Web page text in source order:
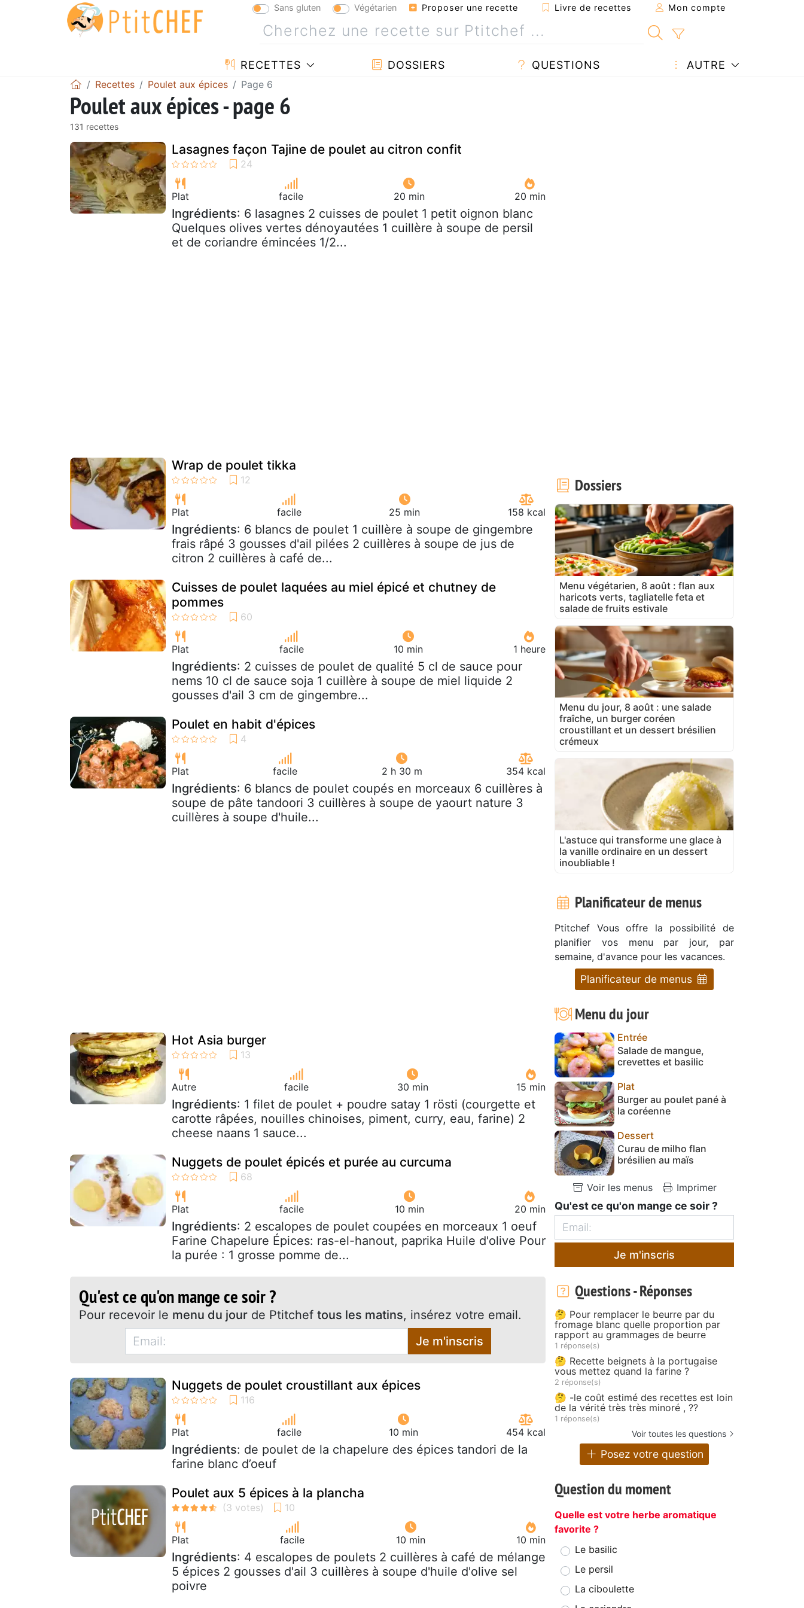
Sans gluten Végétarien Proposer une recette Livre de recettes Mon compte
RECETTES DOSSIERS QUESTIONS AUTRE
Recettes Poulet aux épices Page 6
Poulet aux épices - page 6
131 recettes
Lasagnes façon Tajine de poulet au citron confit
Plat facile 20 min 20 min
Ingrédients: 6 lasagnes 2 cuisses de poulet 1 petit oignon blanc
Quelques olives vertes dénoyautées 1 cuillère à soupe de persil
et de coriandre émincées 1/2...
Wrap de poulet tikka
Plat facile 25 min 158 kcal
Ingrédients: 6 blancs de poulet 1 cuillère à soupe de gingembre
frais râpé 3 gousses d'ail pilées 2 cuillères à soupe de jus de
citron 2 cuillères à café de...
Cuisses de poulet laquées au miel épicé et chutney de
pommes
Plat facile 10 min 1 heure
Ingrédients: 2 cuisses de poulet de qualité 5 cl de sauce pour
nems 10 cl de sauce soja 1 cuillère à soupe de miel liquide 2
gousses d'ail 3 cm de gingembre...
Poulet en habit d'épices
Plat facile 2 h 30 m 354 kcal
Ingrédients: 6 blancs de poulet coupés en morceaux 6 cuillères à
soupe de pâte tandoori 3 cuillères à soupe de yaourt nature 3
cuillères à soupe d'huile...
Hot Asia burger
Autre facile 30 min 15 min
Ingrédients: 1 filet de poulet + poudre satay 1 rösti (courgette et
carotte râpées, nouilles chinoises, piment, curry, eau, farine) 2
cheese naans 1 sauce...
Nuggets de poulet épicés et purée au curcuma
Plat facile 10 min 20 min
Ingrédients: 2 escalopes de poulet coupées en morceaux 1 oeuf
Farine Chapelure Épices: ras-el-hanout, paprika Huile d'olive Pour
la purée : 1 grosse pomme de...
Qu'est ce qu'on mange ce soir ?
Pour recevoir le menu du jour de Ptitchef tous les matins, insérez votre email.
Je m'inscris
Nuggets de poulet croustillant aux épices
Plat facile 10 min 454 kcal
Ingrédients: de poulet de la chapelure des épices tandori de la
farine blanc d’oeuf
Poulet aux 5 épices à la plancha
Plat facile 10 min 10 min
Ingrédients: 4 escalopes de poulets 2 cuillères à café de mélange
5 épices 2 gousses d'ail 3 cuillères à soupe d'huile d'olive sel
poivre
Dossiers
Menu végétarien, 8 août : flan aux
haricots verts, tagliatelle feta et
salade de fruits estivale
Menu du jour, 8 août : une salade
fraîche, un burger coréen
croustillant et un dessert brésilien
crémeux
L'astuce qui transforme une glace à
la vanille ordinaire en un dessert
inoubliable !
Planificateur de menus
Ptitchef Vous offre la possibilité de
planifier vos menu par jour, par
semaine, d'avance pour les vacances.
Planificateur de menus
Menu du jour
Entrée
Salade de mangue,
crevettes et basilic
Plat
Burger au poulet pané à
la coréenne
Dessert
Curau de milho flan
brésilien au maïs
Voir les menus Imprimer
Qu'est ce qu'on mange ce soir ?
Je m'inscris
Questions - Réponses
🤔 Pour remplacer le beurre par du
fromage blanc quelle proportion par
rapport au grammages de beurre
1 réponse(s)
🤔 Recette beignets à la portugaise
vous mettez quand la farine ?
2 réponse(s)
🤔 -le coût estimé des recettes est loin
de la vérité très très minoré , ??
1 réponse(s)
Voir toutes les questions
Posez votre question
Question du moment
Quelle est votre herbe aromatique
favorite ?
Le basilic
Le persil
La ciboulette